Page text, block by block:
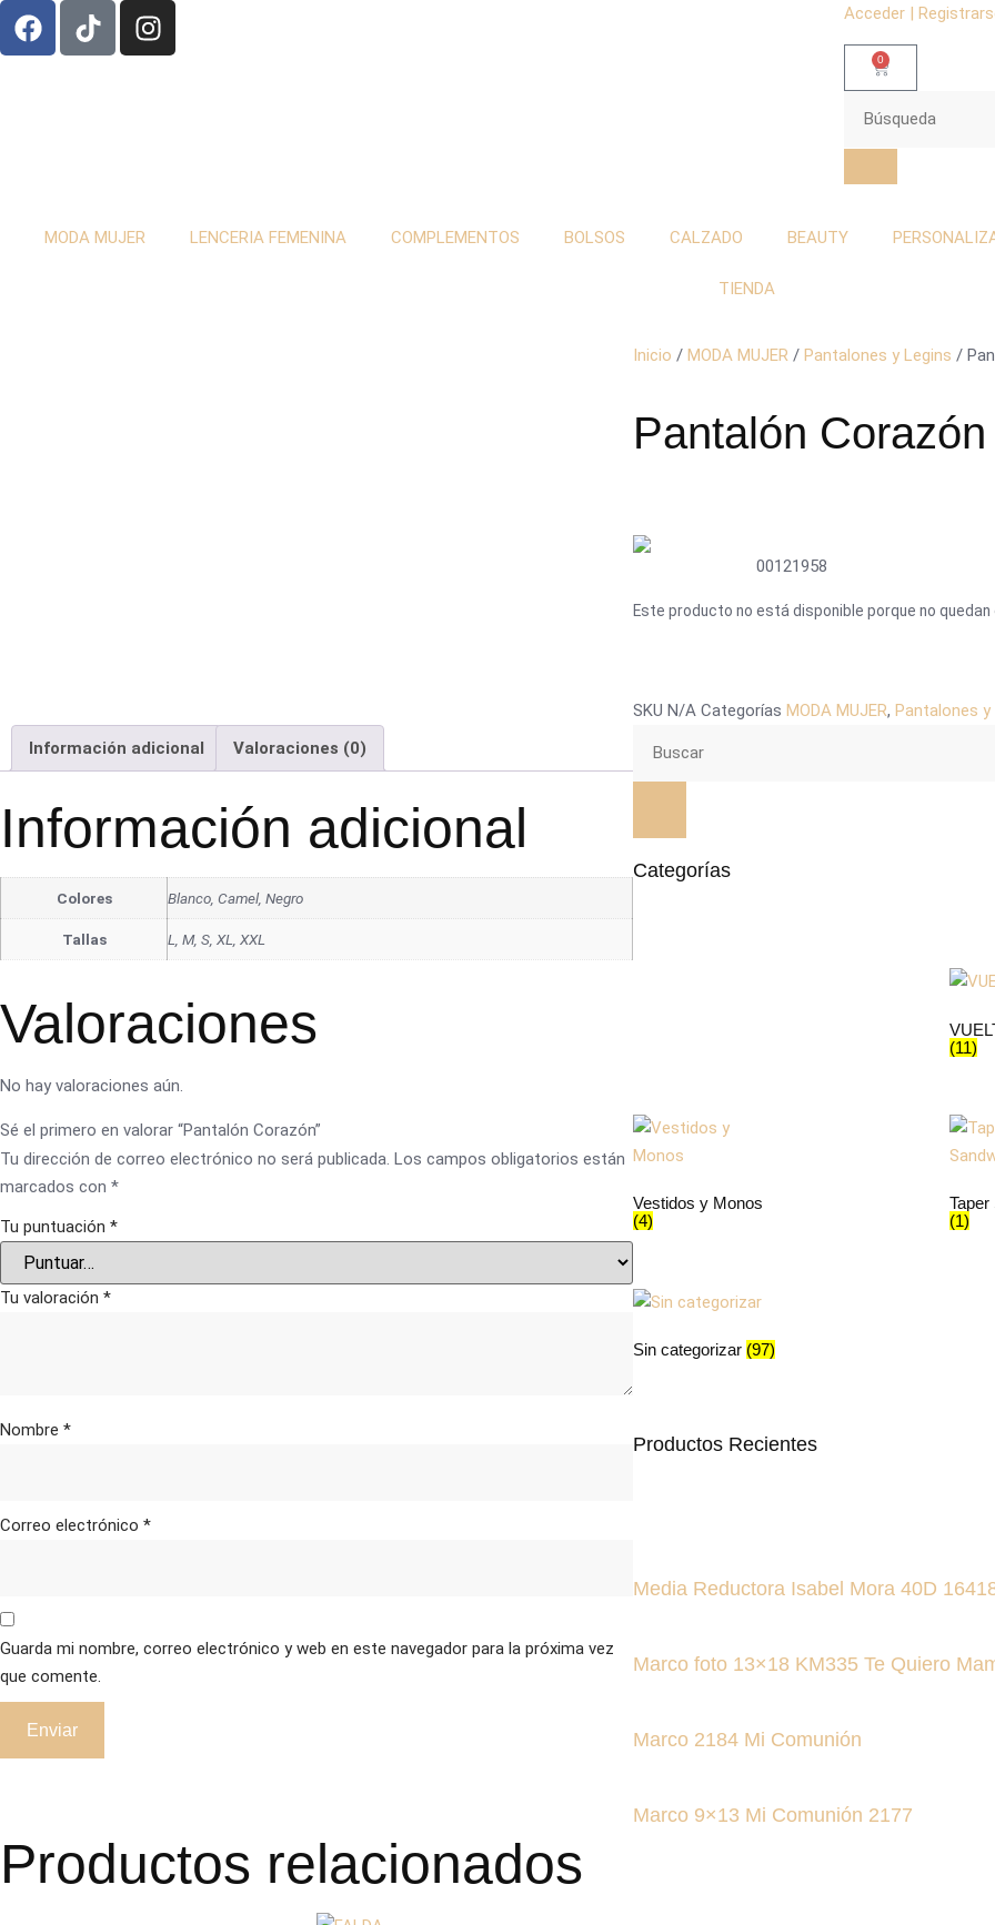
Acceder |
0
MODA MUJER LENCERIA FEMENINA COMPLEMENTOS BOLSOS CALZADO BEAUTY
TIENDA
Inicio / MODA MUJER / Pantalones y Legins /
Pantalón Corazón
00121958
Este producto no está disponible porque no
SKU N/A Categorías MODA MUJER, Pantalones y
Información adicional
Valoraciones (0)
Información adicional
Colores Blanco, Camel, Negro
Tallas L, M, S, XL, XXL
Valoraciones
No hay valoraciones aún.
Sé el primero en valorar “Pantalón Corazón”
Tu dirección de correo electrónico no será publicada. Los campos obligatorios están
marcados con *
Tu puntuación *
Tu valoración *
Nombre *
Correo electrónico *
Guarda mi nombre, correo electrónico y web en este navegador para la próxima vez
que comente.
Productos relacionados
Categorías
(11)
Vestidos y Monos
(4)
(1)
Sin categorizar (97)
Productos Recientes
Media Reductora Isabel Mora 40D
Marco foto 13×18 KM335 Te Quiero
Marco 2184 Mi Comunión
Marco 9×13 Mi Comunión 2177